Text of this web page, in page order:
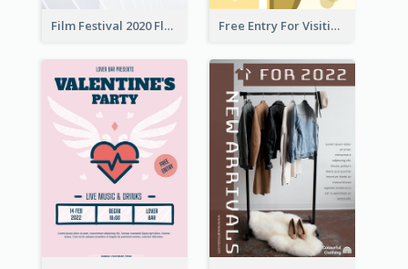
Film Festival 2020 Flyer Free Entry For Visiting Art Fest Flyer